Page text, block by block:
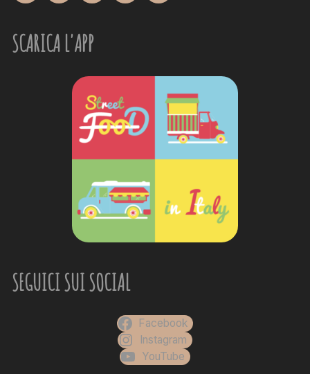
SCARICA L'APP
SEGUICI SUI SOCIAL
Facebook
Instagram
YouTube